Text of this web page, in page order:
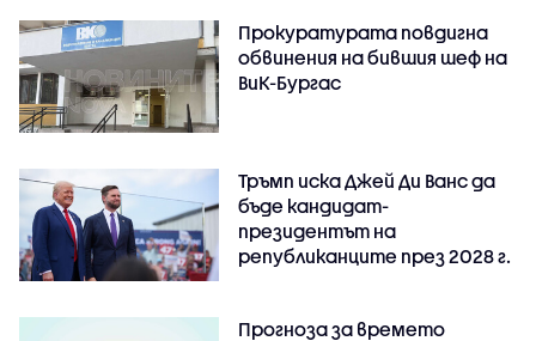
Прокуратурата повдигна
обвинения на бившия шеф на
ВиК-Бургас
Тръмп иска Джей Ди Ванс да
бъде кандидат-
президентът на
републиканците през 2028 г.
Прогноза за времето